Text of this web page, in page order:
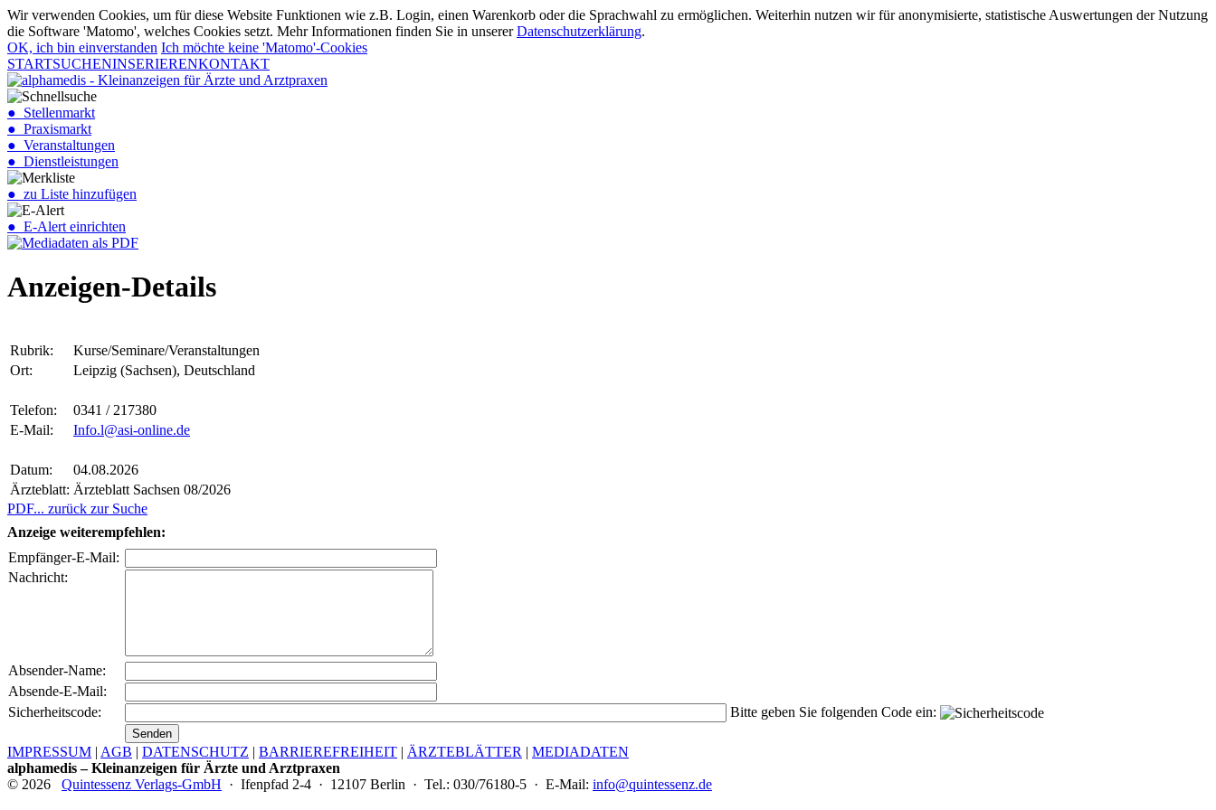
Wir verwenden Cookies, um für diese Website Funktionen wie z.B. Login, einen Warenkorb oder die Sprachwahl zu ermöglichen. Weiterhin nutzen wir für anonymisierte, statistische Auswertungen der Nutzung
die Software 'Matomo', welches Cookies setzt. Mehr Informationen finden Sie in unsererDatenschutzerklärung.
OK, ich bin einverstanden Ich möchte keine 'Matomo'-Cookies
STARTSUCHENINSERIERENKONTAKT
● Stellenmarkt
● Praxismarkt
● Veranstaltungen
● Dienstleistungen
● zu Liste hinzufügen
● E-Alert einrichten
Anzeigen-Details
Rubrik:
Kurse/Seminare/Veranstaltungen
Ort:
Leipzig (Sachsen), Deutschland
Telefon:
0341 / 217380
E-Mail:
Info.l@asi-online.de
Datum:
04.08.2026
Ärzteblatt: Ärzteblatt Sachsen 08/2026
PDF... zurück zur Suche
Anzeige weiterempfehlen:
Empfänger-E-Mail:
Nachricht:
Absender-Name:
Absende-E-Mail:
Sicherheitscode:
Bitte geben Sie folgenden Code ein:
IMPRESSUM | AGB | DATENSCHUTZ | BARRIEREFREIHEIT | ÄRZTEBLÄTTER | MEDIADATEN
alphamedis – Kleinanzeigen für Ärzte und Arztpraxen
© 2026 Quintessenz Verlags-GmbH · Ifenpfad 2-4 · 12107 Berlin · Tel.: 030/76180-5 · E-Mail: info@quintessenz.de